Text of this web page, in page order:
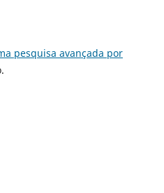
pesquisa avançada por